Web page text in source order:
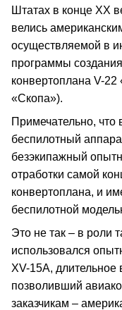
Штатах в конце ХХ
велись
осуществляемой в
программы
конвертоплана V-
«Скопа»).
Примечательно, что
беспилотный
безэкипажный
отработки самой
конвертоплана, и
беспилотной
Это не так – в роли
использовался
XV-15A,
позволивший
заказчикам –